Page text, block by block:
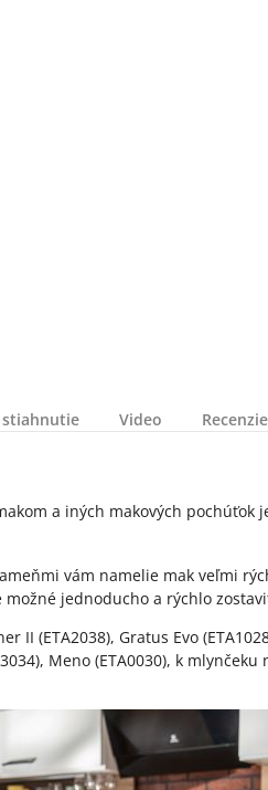
stiahnutie Video
a iných makových
vám namelie mak veľmi
jednoducho a rýchlo
(ETA2038), Gratus Evo
Meno (ETA0030), k